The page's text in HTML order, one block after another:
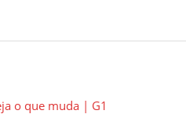
o que muda | G1